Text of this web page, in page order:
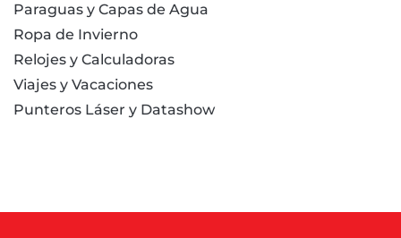
Paraguas y Capas de Agua
Ropa de Invierno
Relojes y Calculadoras
Viajes y Vacaciones
Punteros Láser y Datashow